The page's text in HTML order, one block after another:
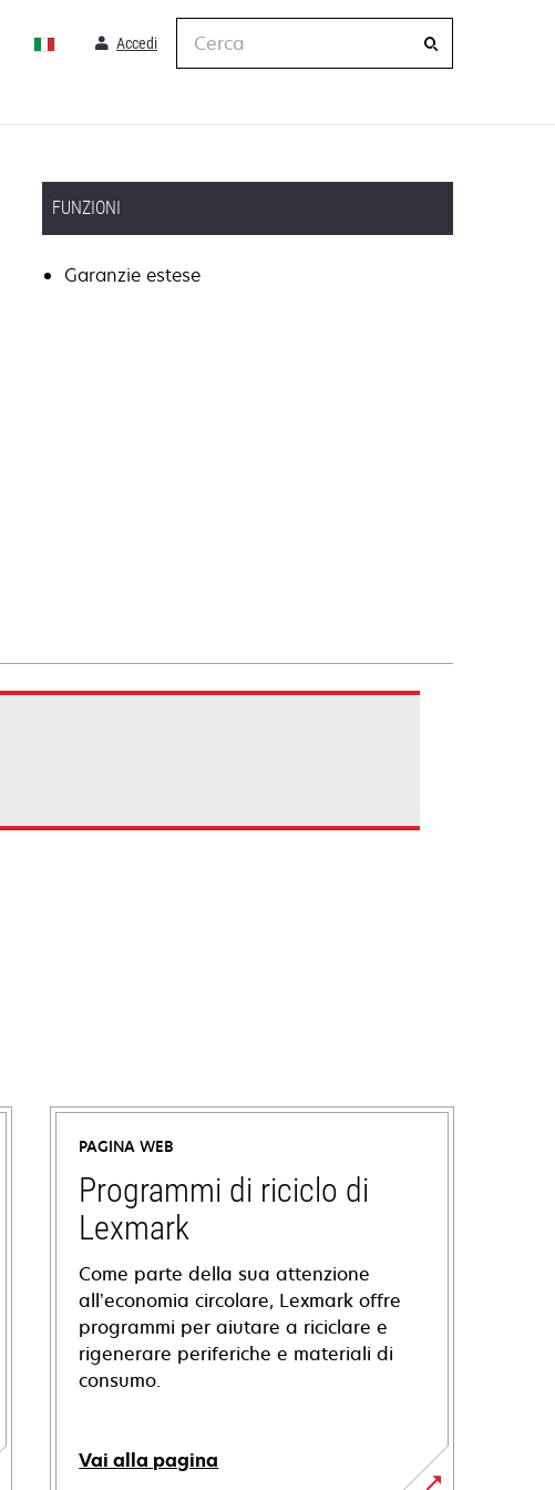
Accedi
FUNZIONI
Garanzie estese
PAGINA WEB
Programmi di riciclo di
Lexmark
Come parte della sua attenzione
all’economia circolare, Lexmark offre
programmi per aiutare a riciclare e
rigenerare periferiche e materiali di
consumo.
Vai alla pagina